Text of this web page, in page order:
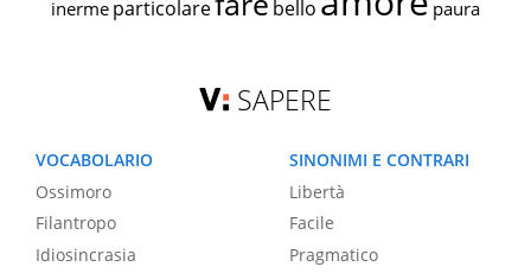
inerme particolare bello paura
SAPERE
VOCABOLARIO
Ossimoro
Filantropo
Idiosincrasia
SINONIMI E CONTRARI
Libertà
Facile
Pragmatico